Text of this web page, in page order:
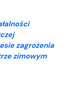
zagrożenia
zimowym